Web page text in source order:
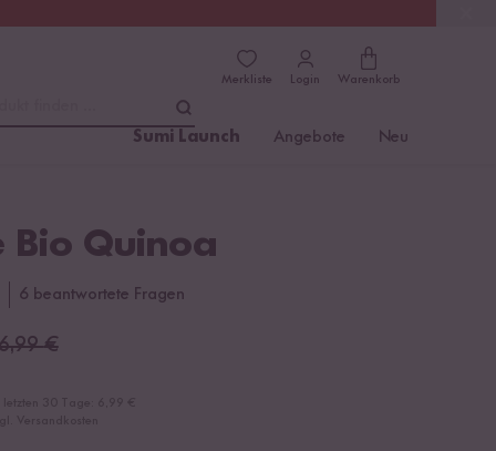
Merkliste Login Warenkorb
Sumi Launch Angebote Neu
Bio Quinoa
6 beantwortete Fragen
€